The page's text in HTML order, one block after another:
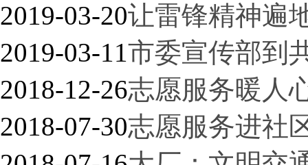
2019-03-20让雷锋精神遍
2019-03-11市委宣传部到
2018-12-26志愿服务暖人
2018-07-30志愿服务进社